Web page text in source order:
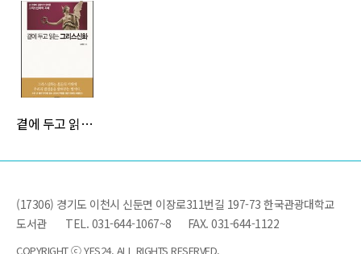
곁에 두고 읽는 그리스신화
(17306) 경기도 이천시 신둔면 이장로311번길 197-73 한국관광대학교
도서관
TEL. 031-644-1067~8 FAX. 031-644-1122
COPYRIGHT ⓒ YES24. ALL RIGHTS RESERVED.